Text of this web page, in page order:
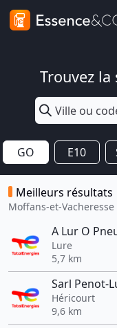
Trouvez
GO E10
Meilleurs résultats
Moffans-et-Vacheresse
A Lur O
Lure
5,7 km
Sarl Penot-
Héricourt
9,6 km